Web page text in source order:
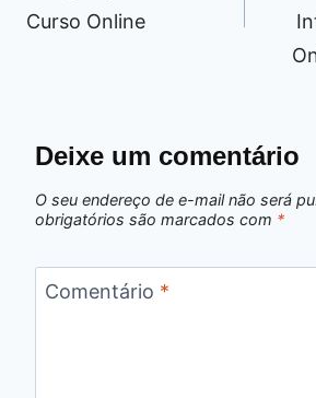
Curso Online
Deixe um comentário
O seu endereço de e-mail não será
obrigatórios são marcados com *
Comentário *